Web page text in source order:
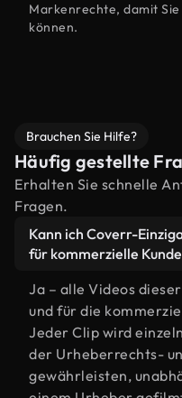
Markenrechte, damit
können.
Brauchen Sie Hilfe?
Häufig gestellte
Erhalten Sie schnelle
Fragen.
Kann ich Coverr-
für kommerzielle
Ja – alle Videos
und für die
Jeder Clip wird
der Urheberrechts-
gewährleisten,